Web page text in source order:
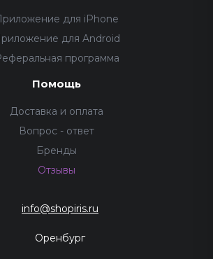
для iPhone
для Android
программа
Помощь
Доставка и оплата
Вопрос - ответ
Бренды
Отзывы
info@shopiris.ru
Оренбург